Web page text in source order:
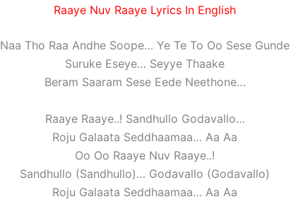
Raaye Nuv Raaye Lyrics In English
Naa Tho Raa Andhe Soope… Ye Te To Oo Sese Gunde
Suruke Eseye… Seyye Thaake
Beram Saaram Sese Eede Neethone…
Raaye Raaye..! Sandhullo Godavallo…
Roju Galaata Seddhaamaa… Aa Aa
Oo Oo Raaye Nuv Raaye..!
Sandhullo (Sandhullo)… Godavallo (Godavallo)
Roju Galaata Seddhaamaa… Aa Aa